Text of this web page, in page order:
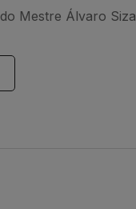
Mestre Álvaro Siza